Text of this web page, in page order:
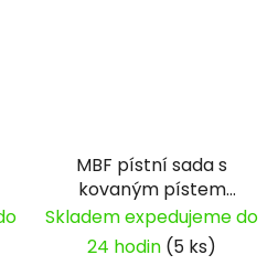
MBF pístní sada s
kovaným pístem
62mm HC YX / ZS
150/155/160 2V
Skladem expedujeme do
24 hodin (5 ks)